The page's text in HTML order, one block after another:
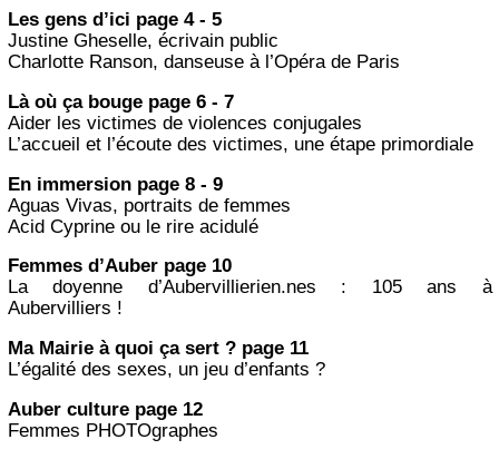
Les gens d’ici page 4 - 5
Justine Gheselle, écrivain public
Charlotte Ranson, danseuse à l’Opéra de Paris
Là où ça bouge page 6 - 7
Aider les victimes de violences conjugales
L’accueil et l’écoute des victimes, une étape primordiale
En immersion page 8 - 9
Aguas Vivas, portraits de femmes
Acid Cyprine ou le rire acidulé
Femmes d’Auber page 10
La doyenne d’Aubervillierien.nes : 105 ans à
Aubervilliers !
Ma Mairie à quoi ça sert ? page 11
L’égalité des sexes, un jeu d’enfants ?
Auber culture page 12
Femmes PHOTOgraphes